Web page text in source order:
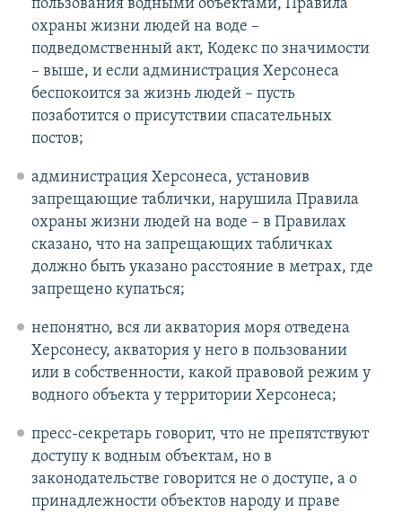
пользования водными объектами, Правила
охраны жизни людей на воде –
подведомственный акт, Кодекс по значимости
– выше, и если администрация Херсонеса
беспокоится за жизнь людей – пусть
позаботится о присутствии спасательных
постов;
администрация Херсонеса, установив
запрещающие таблички, нарушила Правила
охраны жизни людей на воде – в Правилах
сказано, что на запрещающих табличках
должно быть указано расстояние в метрах, где
запрещено купаться;
непонятно, вся ли акватория моря отведена
Херсонесу, акватория у него в пользовании
или в собственности, какой правовой режим у
водного объекта у территории Херсонеса;
пресс-секретарь говорит, что не препятствуют
доступу к водным объектам, но в
законодательстве говорится не о доступе, а о
принадлежности объектов народу и праве